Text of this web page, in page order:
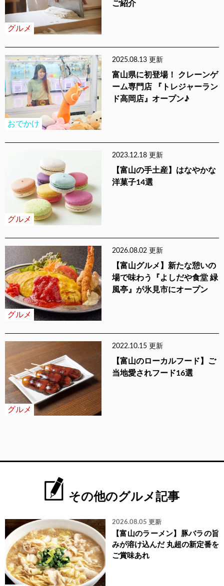
グルメ
ご紹介
おでかけ
2025.08.13 更新
富山県に初登場！ クレーンゲ
ーム専門店 『トレジャーラン
ド高岡店』オープン♪
グルメ
2023.12.18 更新
【富山の手土産】はなやかな
洋菓子14選
グルメ
2026.08.02 更新
【富山グルメ】新たな憩いの
場で味わう『よしだや食堂 緑
風亭』が氷見市にオープン
グルメ
2022.10.15 更新
【富山のローカルフード】ご
当地愛されフード16選
その他のグルメ記事
2026.08.05 更新
【富山のラーメン】豚バラの旨
みが溶け込んだ 丸超の新定番を
ご賞味あれ